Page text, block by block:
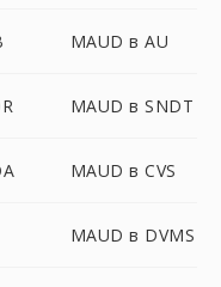
MAUD в AU
MAUD в SNDT
MAUD в CVS
MAUD в DVMS